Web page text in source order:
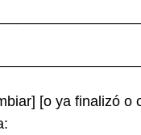
[o ya finalizó o